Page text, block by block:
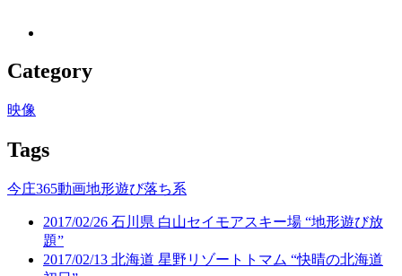
Category
映像
Tags
今庄365動画地形遊び落ち系
2017/02/26 石川県 白山セイモアスキー場 “地形遊び放
題”
2017/02/13 北海道 星野リゾートトマム “快晴の北海道